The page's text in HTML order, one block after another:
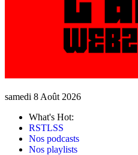
samedi 8 Août 2026
What's Hot:
RSTLSS
Nos podcasts
Nos playlists